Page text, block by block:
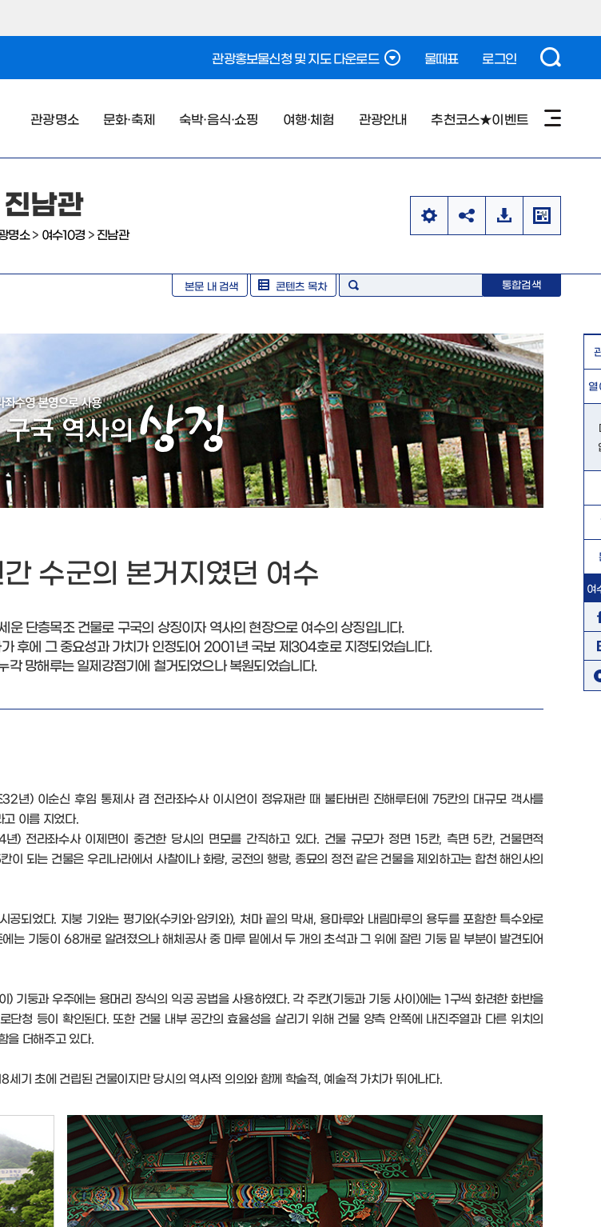
관광홍보물신청 및 지도 다운로드 물때표 로그인
관광명소 문화·축제 숙박·음식·쇼핑 여행·체험 관광안내 추천코스★이벤트
진남관
명소> 여수10경 > 진남관
본문 내 검색 콘텐츠 목차 통합검색
수군의 본거지였던 여수
단층목조 건물로 구국의 상징이자 역사의 현장으로 여수의 상징입니다.
후에 그 중요성과 가치가 인정되어 2001년 국보 제304호로 지정되었습니다.
각 망해루는 일제강점기에 철거되었으나 복원되었습니다.
년) 이순신 후임 통제사 겸 전라좌수사 이시언이 정유재란 때 불타버린 진해루터에 75칸의 대규모 객사를
이름 지었다.
) 전라좌수사 이제면이 중건한 당시의 면모를 간직하고 있다. 건물 규모가 정면 15칸, 측면 5칸, 건물면적
되는 건물은 우리나라에서 사찰이나 화랑, 궁전의 행랑, 종묘의 정전 같은 건물을 제외하고는 합천 해인사의
되었다. 지붕 기와는 평기와(수키와·암키와), 처마 끝의 막새, 용마루와 내림마루의 용두를 포함한 특수와로
기둥이 68개로 알려졌으나 해체공사 중 마루 밑에서 두 개의 초석과 그 위에 잘린 기둥 밑 부분이 발견되어
기둥과 우주에는 용머리 장식의 익공 공법을 사용하였다. 각 주칸(기둥과 기둥 사이)에는 1구씩 화려한 화반을
청 등이 확인된다. 또한 건물 내부 공간의 효율성을 살리기 위해 건물 양측 안쪽에 내진주열과 다른 위치의
을 더해주고 있다.
기 초에 건립된 건물이지만 당시의 역사적 의의와 함께 학술적, 예술적 가치가 뛰어나다.
열
여